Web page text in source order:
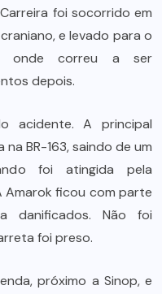
foi socorrido em
e levado para o
onde correu a ser
depois.
acidente. A principal
BR-163, saindo de um
foi atingida pela
Amarok ficou com parte
danificados. Não foi
foi preso.
próximo a Sinop, e